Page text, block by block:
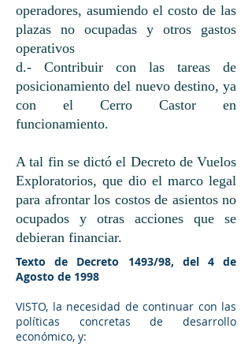
operadores, asumiendo el costo de las
plazas no ocupadas y otros gastos
operativos
d.- Contribuir con las tareas de
posicionamiento del nuevo destino, ya
con el Cerro Castor en
funcionamiento.
A tal fin se dictó el Decreto de Vuelos
Exploratorios, que dio el marco legal
para afrontar los costos de asientos no
ocupados y otras acciones que se
debieran financiar.​
Texto de Decreto 1493/98, del 4 de
Agosto de 1998
VISTO, la necesidad de continuar con las
políticas concretas de desarrollo
económico, y: